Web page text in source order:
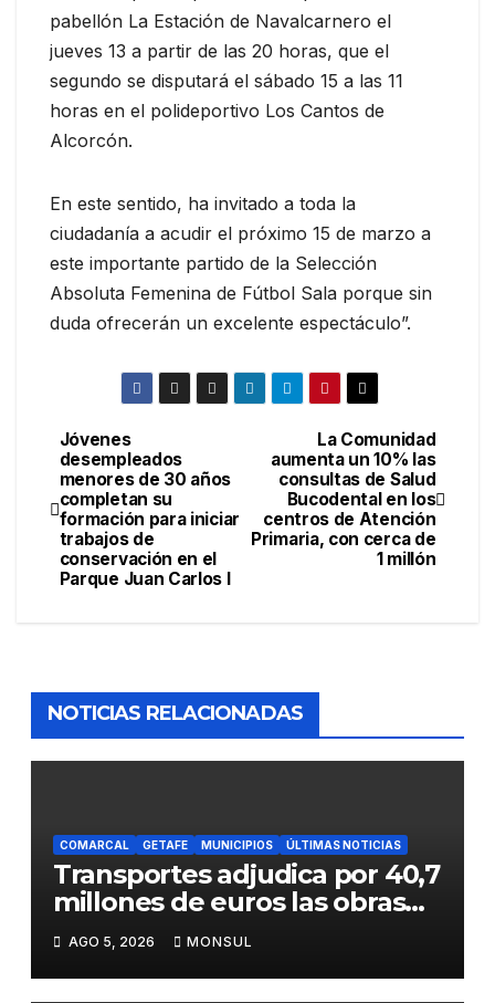
pabellón La Estación de Navalcarnero el
jueves 13 a partir de las 20 horas, que el
segundo se disputará el sábado 15 a las 11
horas en el polideportivo Los Cantos de
Alcorcón.
En este sentido, ha invitado a toda la
ciudadanía a acudir el próximo 15 de marzo a
este importante partido de la Selección
Absoluta Femenina de Fútbol Sala porque sin
duda ofrecerán un excelente espectáculo”.
La Comunidad
aumenta un 10% las
consultas de Salud
Bucodental en los
centros de Atención
Primaria, con cerca de
1 millón
Jóvenes
desempleados
menores de 30 años
completan su
formación para iniciar
trabajos de
conservación en el
Parque Juan Carlos I
NOTICIAS RELACIONADAS
COMARCAL GETAFE MUNICIPIOS ÚLTIMAS NOTICIAS
Transportes adjudica por 40,7
millones de euros las obras
para mejorar la accesibilidad
del transporte público en la
A-4 en Getafe
AGO 5, 2026 MONSUL